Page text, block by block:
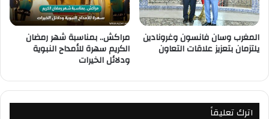
المغرب وسان فانسون وغرونادين
يلتزمان بتعزيز علاقات التعاون
مراكش.. بمناسبة شهر رمضان
الكريم سهرة للأمداح النبوية
ودلائل الخيرات
اترك تعليقاً